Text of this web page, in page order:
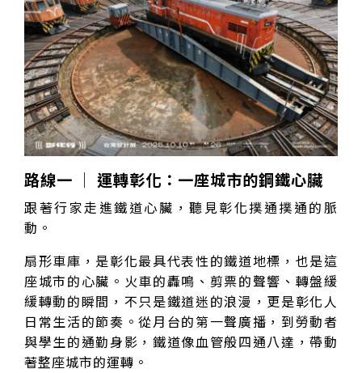
路線一 │ 運轉彰化：一座城市的鋼鐵心臟
跟著行家走進鐵道心臟，聽見彰化撲通撲通的脈
動。
扇形車庫，是彰化最具代表性的鐵道地標，也是這
座城市的心臟。火車的轟鳴、剪票的聲響、轉盤緩
緩轉動的瞬間，不只是鐵道迷的浪漫，更是彰化人
日常生活的節奏。從月台的第一聲廣播，到勞動者
與學生的通勤身影，鐵道像血管般四通八達，帶動
著整座城市的運轉。